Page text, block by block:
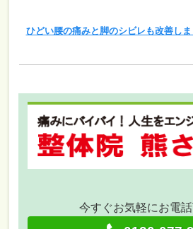
ひどい腰の痛みと脚のシビレも改善しま
今すぐお気軽にお電話